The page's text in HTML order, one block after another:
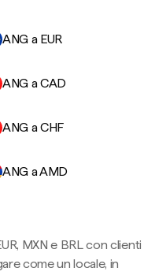
ANG a EUR
ANG a CAD
ANG a CHF
ANG a AMD
MXN e BRL con clienti
come un locale, in